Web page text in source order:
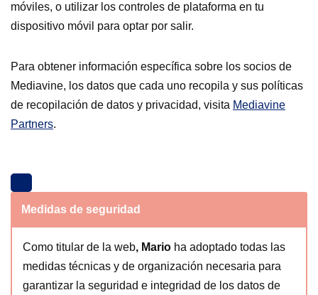
móviles, o utilizar los controles de plataforma en tu
dispositivo móvil para optar por salir.
Para obtener información específica sobre los socios de
Mediavine, los datos que cada uno recopila y sus políticas
de recopilación de datos y privacidad, visita Mediavine
Partners.
Medidas de seguridad
Como titular de la web, Mario ha adoptado todas las
medidas técnicas y de organización necesaria para
garantizar la seguridad e integridad de los datos de